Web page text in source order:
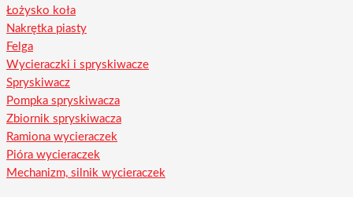
Łożysko koła
Nakrętka piasty
Felga
Wycieraczki i spryskiwacze
Spryskiwacz
Pompka spryskiwacza
Zbiornik spryskiwacza
Ramiona wycieraczek
Pióra wycieraczek
Mechanizm, silnik wycieraczek